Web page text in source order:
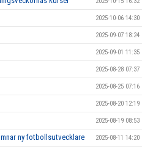
2025-10-06 14:30
2025-09-07 18:24
2025-09-01 11:35
2025-08-28 07:37
2025-08-25 07:16
2025-08-20 12:19
2025-08-19 08:53
ny fotbollsutvecklare 2025-08-11 14:20